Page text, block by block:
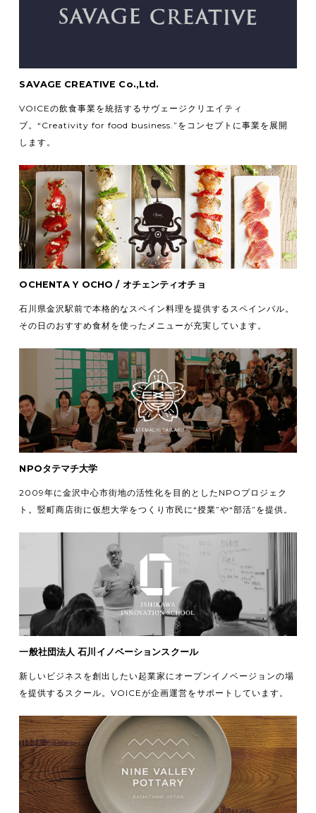
SAVAGE CREATIVE Co.,Ltd.
VOICEの飲食事業を統括するサヴェージクリエイティ
ブ。“Creativity for food business.”をコンセプトに事業を展開
します。
OCHENTA Y OCHO / オチェンティオチョ
石川県金沢駅前で本格的なスペイン料理を提供するスペインバル。
その日のおすすめ食材を使ったメニューが充実しています。
NPOタテマチ大学
2009年に金沢中心市街地の活性化を目的としたNPOプロジェク
ト。竪町商店街に仮想大学をつくり市民に“授業”や“部活”を提供。
一般社団法人 石川イノベーションスクール
新しいビジネスを創出したい起業家にオープンイノベージョンの場
を提供するスクール。VOICEが企画運営をサポートしています。